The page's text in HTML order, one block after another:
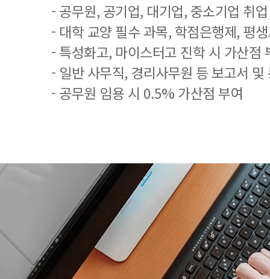
- 공무원, 공기업, 대기업, 중소기업 취
- 대학 교양 필수 과목, 학점은행제, 평
- 특성화고, 마이스터고 진학 시 가산점
- 일반 사무직, 경리사무원 등 보고서 및
- 공무원 임용 시 0.5% 가산점 부여